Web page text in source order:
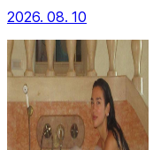
2026. 08. 10